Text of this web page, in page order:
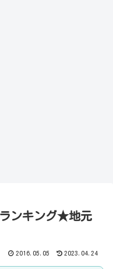
ンキング★地元
2016.05.05 2023.04.24